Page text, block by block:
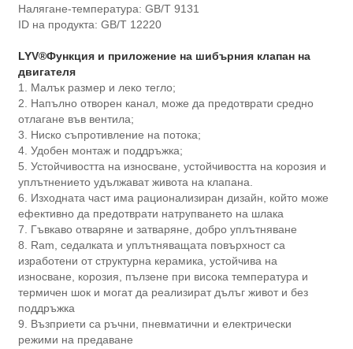
Налягане-температура: GB/T 9131
ID на продукта: GB/T 12220
LYV®Функция и приложение на шибърния клапан на
двигателя
1. Малък размер и леко тегло;
2. Напълно отворен канал, може да предотврати средно
отлагане във вентила;
3. Ниско съпротивление на потока;
4. Удобен монтаж и поддръжка;
5. Устойчивостта на износване, устойчивостта на корозия и
уплътнението удължават живота на клапана.
6. Изходната част има рационализиран дизайн, който може
ефективно да предотврати натрупването на шлака
7. Гъвкаво отваряне и затваряне, добро уплътняване
8. Ram, седалката и уплътняващата повърхност са
изработени от структурна керамика, устойчива на
износване, корозия, пълзене при висока температура и
термичен шок и могат да реализират дълъг живот и без
поддръжка
9. Възприети са ръчни, пневматични и електрически
режими на предаване